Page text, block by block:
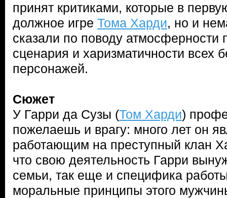
принят критиками, которые в
должное игре Тома Харди, но и
сказали по поводу атмосферности
сценария и харизматичности всех
персонажей.
Сюжет
У Гарри да Сузы (Том Харди)
пожелаешь и врагу: много лет он
работающим на преступный клан
что свою деятельность Гарри
семьи, так еще и специфика
моральные принципы этого